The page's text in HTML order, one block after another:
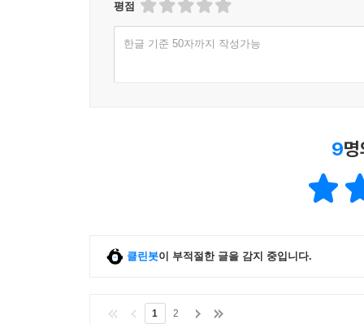
평점
한글 기준 50자까지 작성가능
9
클린봇이 부적절한 글을 감지 중입니다.
1 2